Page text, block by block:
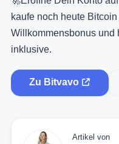
kaufe noch heute
Willkommensbonus und
inklusive.
Zu Bitvavo
Artikel von